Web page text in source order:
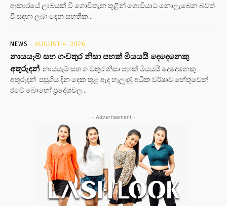
ආකාරයේ ලාබයක් වී ගොවිතැන තුළින් ගොවියාට නොලැබෙන බවත්
වී සඳහා ලබා දෙන සහතික...
NEWS AUGUST 4, 2026
නායයෑම් සහ ගංවතුර නිසා පහක් මියයයි දෙදෙනෙකු
අතුරුදන් නායයෑම් සහ ගංවතුර නිසා පහක් මියයයි දෙදෙනෙකු
අතුරුදන් පසුගිය දින දෙක තුළ ඇද හැලුණු අධික වර්ෂාව හේතුවෙන්
රටේ බොහෝ ප්‍රදේශවල...
- Advertisement -